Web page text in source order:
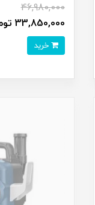
46,980,000
33,850,000 تومان
خرید